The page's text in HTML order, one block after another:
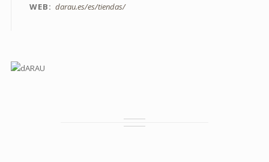
WEB
darau.es/es/tiendas/